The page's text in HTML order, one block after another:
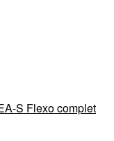
S Flexo complet